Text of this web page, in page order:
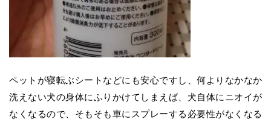
ペットが寝転ぶシートなどにも安心ですし、何よりなかなか
洗えない犬の身体にふりかけてしまえば、犬自体にニオイが
なくなるので、そもそも車にスプレーする必要性がなくなる